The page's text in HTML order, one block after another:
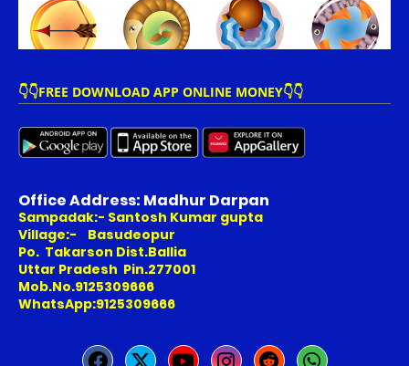
👇👇FREE DOWNLOAD APP ONLINE MONEY👇👇
Office Address: Madhur Darpan
Sampadak:- Santosh Kumar gupta
Village:- Basudeopur
Po. Takarson Dist.Ballia
Uttar Pradesh Pin.277001
Mob.No.9125309666
WhatsApp:9125309666